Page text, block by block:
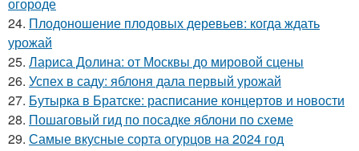
24. Плодоношение плодовых деревьев: когда ждать
урожай
25. Лариса Долина: от Москвы до мировой сцены
26. Успех в саду: яблоня дала первый урожай
27. Бутырка в Братске: расписание концертов и новости
28. Пошаговый гид по посадке яблони по схеме
29. Самые вкусные сорта огурцов на 2024 год